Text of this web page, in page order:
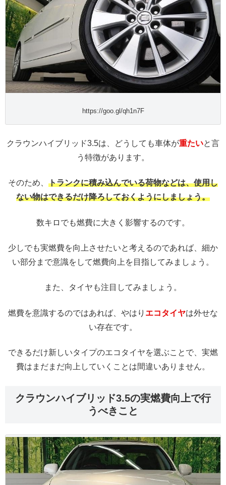
https://goo.gl/qh1n7F
クラウンハイブリッド3.5は、どうしても車体が重たいと言
う特徴があります。
そのため、 トランクに積み込んでいる荷物などは、使用し
ない物はできるだけ降ろしておくようにしましょう。
数キロでも燃費に大きく影響するのです。
少しでも実燃費を向上させたいと考えるのであれば、細か
い部分まで意識をして燃費向上を目指してみましょう。
また、タイヤも注目してみましょう。
燃費を意識するのではあれば、やはり エコタイヤは外せな
い存在です。
できるだけ新しいタイプのエコタイヤを選ぶことで、実燃
費はまだまだ向上していくことは間違いありません。
クラウンハイブリッド3.5の実燃費向上で行
うべきこと